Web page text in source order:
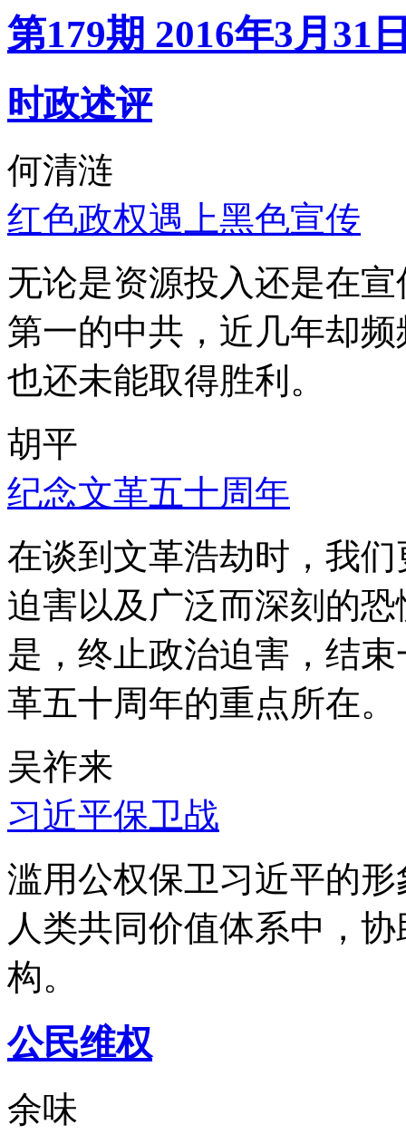
第179期 2016年3月31
时政述评
何清涟
红色政权遇上黑色宣传
无论是资源投入还是在
第一的中共，近几年却
也还未能取得胜利。
胡平
纪念文革五十周年
在谈到文革浩劫时，我
迫害以及广泛而深刻的
是，终止政治迫害，结
革五十周年的重点所在。
吴祚来
习近平保卫战
滥用公权保卫习近平的
人类共同价值体系中，
构。
公民维权
余味